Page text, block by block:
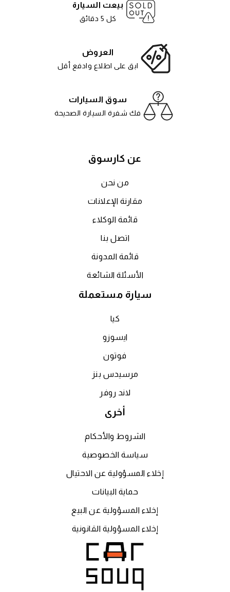
بيعت السيارة
كل 5 دقائق
العروض
ابق على اطلاع وادفع أقل
سوق السيارات
فك شفرة السيارة الصحيحة
عن كارسوق
من نحن
مقارنة الإعلانات
قائمة الوكلاء
اتصل بنا
قائمة المدونة
الأسئلة الشائعة
سيارة مستعملة
كيا
ايسوزو
فوتون
مرسيدس بنز
لاند روفر
أخرى
الشروط والأحكام
سياسة الخصوصية
إخلاء المسؤولية عن الاحتيال
حماية البيانات
إخلاء المسؤولية عن البيع
إخلاء المسؤولية القانونية